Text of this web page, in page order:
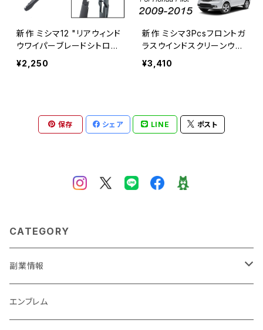
新作 ミシマ12 "リアウィンド
ウワイパーブレードシトロエ
ンC3IIA51ピコフィアットプ
ントグランドエボ199ホンダ
¥2,250
新作 ミシマ3Pcsフロントガ
ラスウインドスクリーンウォ
ッシャーノズルジェットホン
ダパイロット22009-2015
¥3,410
保存 シェア LINE ポスト
CATEGORY
副業情報
せどり
エンブレム